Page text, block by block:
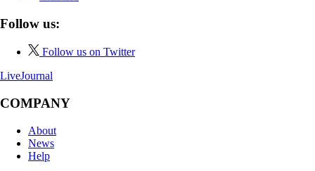
Follow us:
Follow us on Twitter
LiveJournal
COMPANY
About
News
Help